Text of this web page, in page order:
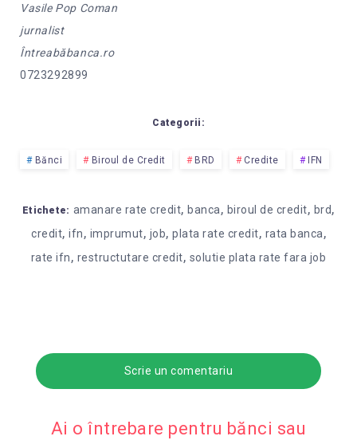
Vasile Pop Coman
jurnalist
Întreabăbanca.ro
0723292899
Categorii:
Bănci Biroul de Credit BRD Credite IFN
Etichete: amanare rate credit,banca, biroul de credit, brd,
credit, ifn, imprumut, job, plata rate credit, rata banca,
rate ifn, restructutare credit, solutie plata rate fara job
Scrie un comentariu
Ai o întrebare pentru bănci sau